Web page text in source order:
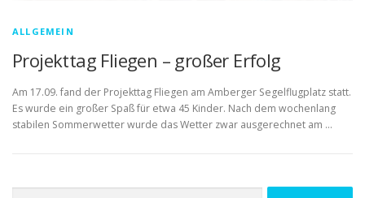
ALLGEMEIN
Projekttag Fliegen – großer Erfolg
Am 17.09. fand der Projekttag Fliegen am Amberger Segelflugplatz statt.
Es wurde ein großer Spaß für etwa 45 Kinder. Nach dem wochenlang
stabilen Sommerwetter wurde das Wetter zwar ausgerechnet am …